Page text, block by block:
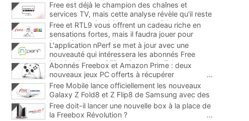
Free est déjà le champion des chaînes et
services TV, mais cette analyse révèle qu'il reste
encore au moins 141 ajouts possibles
Free et RTL9 vous offrent un cadeau riche en
sensations fortes, mais il faudra jouer pour
l'obtenir
L'application nPerf se met à jour avec une
nouveauté qui intéressera les abonnés Free
Mobile, Orange, SFR et Bouygues Telecom
Abonnés Freebox et Amazon Prime : deux
nouveaux jeux PC offerts à récupérer
...
Free Mobile lance officiellement les nouveaux
Galaxy Z Fold8 et Z Flip8 de Samsung avec des
promos et des cadeaux
...
Free doit-il lancer une nouvelle box à la place de
la Freebox Révolution ?
...